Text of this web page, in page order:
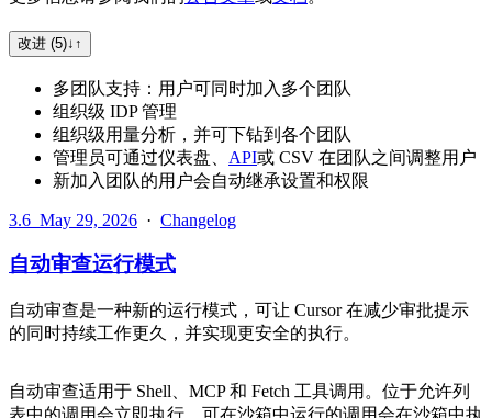
改进 (5)↓ ↑
多团队支持：用户可同时加入多个团队
组织级 IDP 管理
组织级用量分析，并可下钻到各个团队
管理员可通过仪表盘、 API或 CSV 在团队之间调整用户
新加入团队的用户会自动继承设置和权限
3.6 May 29, 2026 · Changelog
自动审查运行模式
自动审查是一种新的运行模式，可让 Cursor 在减少审批提示
的同时持续工作更久，并实现更安全的执行。
自动审查适用于 Shell、MCP 和 Fetch 工具调用。位于允许列